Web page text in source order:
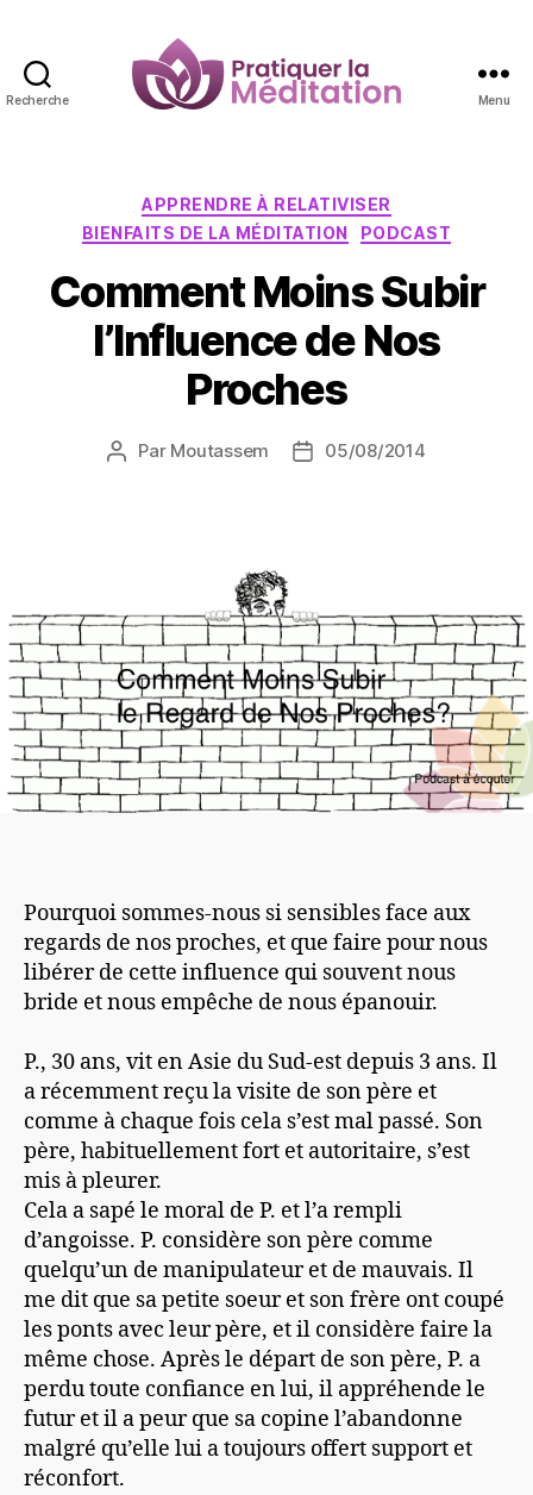
Recherche Menu
Catégories
APPRENDRE À RELATIVISER
BIENFAITS DE LA MÉDITATION
PODCAST
Comment Moins Subir
l’Influence de Nos
Proches
Auteur
Par Moutassem
Date05/08/2014
Pourquoi sommes-nous si sensiblesface aux
regards de nos proches, et que faire pour nous
libérer de cette influence qui souvent nous
bride et nous empêche de nous épanouir.
P., 30 ans, vit en Asie du Sud-est depuis 3 ans. Il
a récemment reçu la visite de son père et
comme à chaque fois cela s’est mal passé. Son
père, habituellement fort et autoritaire, s’est
mis à pleurer.
Cela a sapé le moral de P. et l’a rempli
d’angoisse. P. considère son père comme
quelqu’un de manipulateur et de mauvais. Il
me dit que sa petite soeur et son frère ont coupé
les ponts avec leur père, et il considère faire la
même chose. Après le départ de son père, P. a
perdu toute confiance en lui, il appréhende le
futur et il a peur que sa copine l’abandonne
malgré qu’elle lui a toujours offert support et
réconfort.